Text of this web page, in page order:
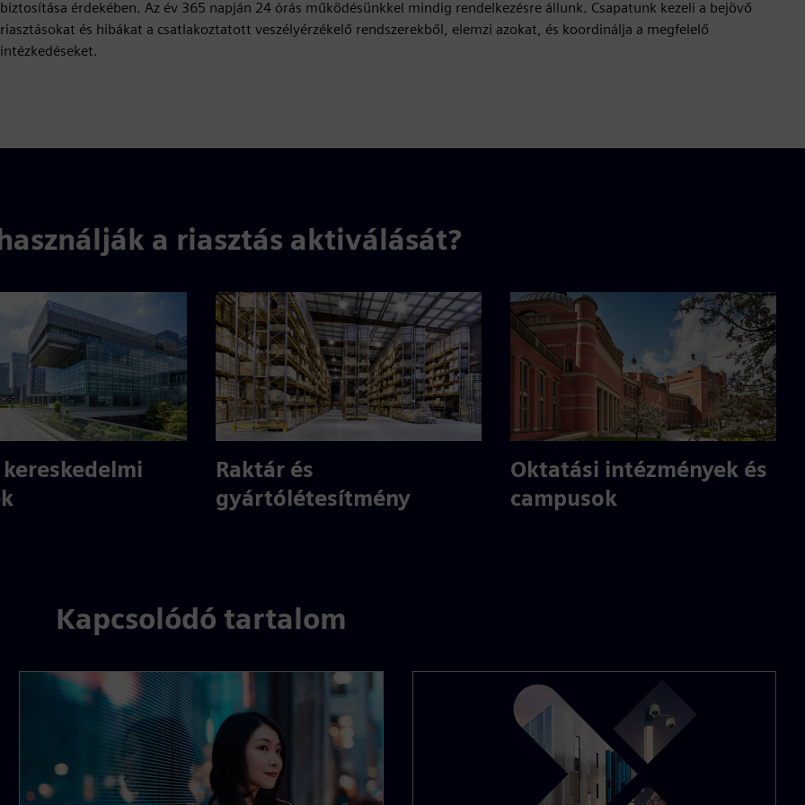
biztosítása érdekében. Az év 365 napján 24 órás működésünkkel mindig rendelkezésre állunk. Csapatunk kezeli a bejövő
riasztásokat és hibákat a csatlakoztatott veszélyérzékelő rendszerekből, elemzi azokat, és koordinálja a megfelelő
intézkedéseket.
a riasztás aktiválását?
Raktár és
gyártólétesítmény
Oktatási intézmények és
campusok
Kapcsolódó tartalom